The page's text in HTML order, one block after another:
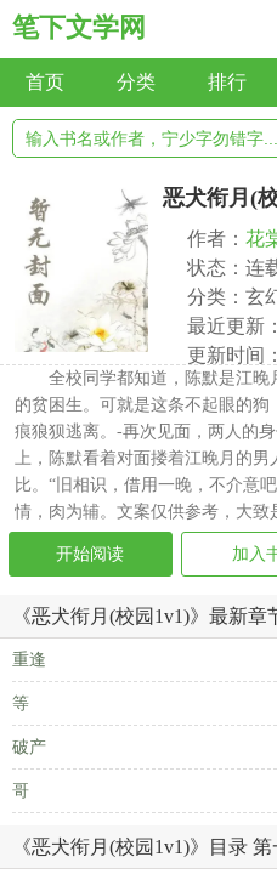
笔下文学网
首页 分类 排行
恶犬衔月(
作者： 花
状态：连
分类：玄
最近更新：
更新时间
全校同学都知道，陈默是江晚
的贫困生。可就是这条不起眼的
痕狼狈逃离。-再次见面，两人的
上，陈默看着对面搂着江晚月的
比。“旧相识，借用一晚，不介意
情，肉为辅。文案仅供参考，大致
开始阅读 加入
《恶犬衔月(校园1v1)》最新章
重逢
等
破产
哥
《恶犬衔月(校园1v1)》目录 第